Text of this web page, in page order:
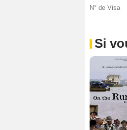
N° de Visa
Si